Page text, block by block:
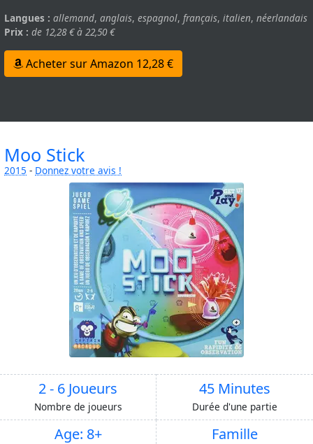
Langues : allemand, anglais, espagnol, français, italien, néerlandais
Prix : de 12,28 € à 22,50 €
Acheter sur Amazon 12,28 €
Moo Stick
2015 - Donnez votre avis !
2 - 6 Joueurs
Nombre de joueurs
45 Minutes
Durée d'une partie
Age: 8+ Famille